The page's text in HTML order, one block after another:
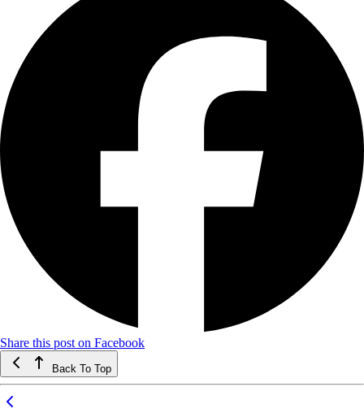
Share this post on Facebook
Back To Top